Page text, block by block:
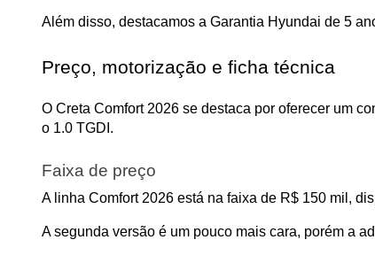
Além disso, destacamos a Garantia Hyundai de 5
Preço, motorização e ficha técnica
O Creta Comfort 2026 se destaca por oferecer um
o 1.0 TGDI.
Faixa de preço
A linha Comfort 2026 está na faixa de R$ 150 mil,
A segunda versão é um pouco mais cara, porém a